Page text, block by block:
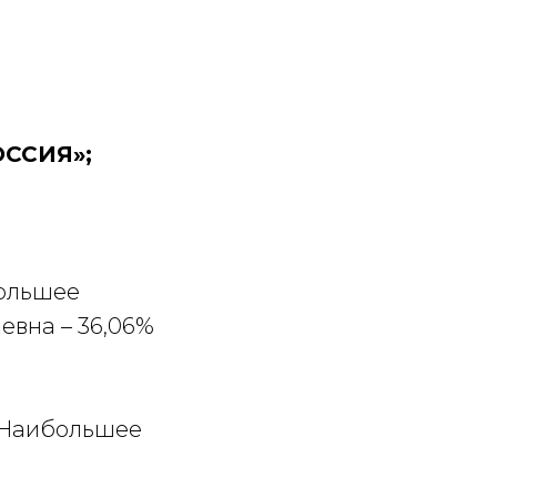
– 36,06%
Наибольшее